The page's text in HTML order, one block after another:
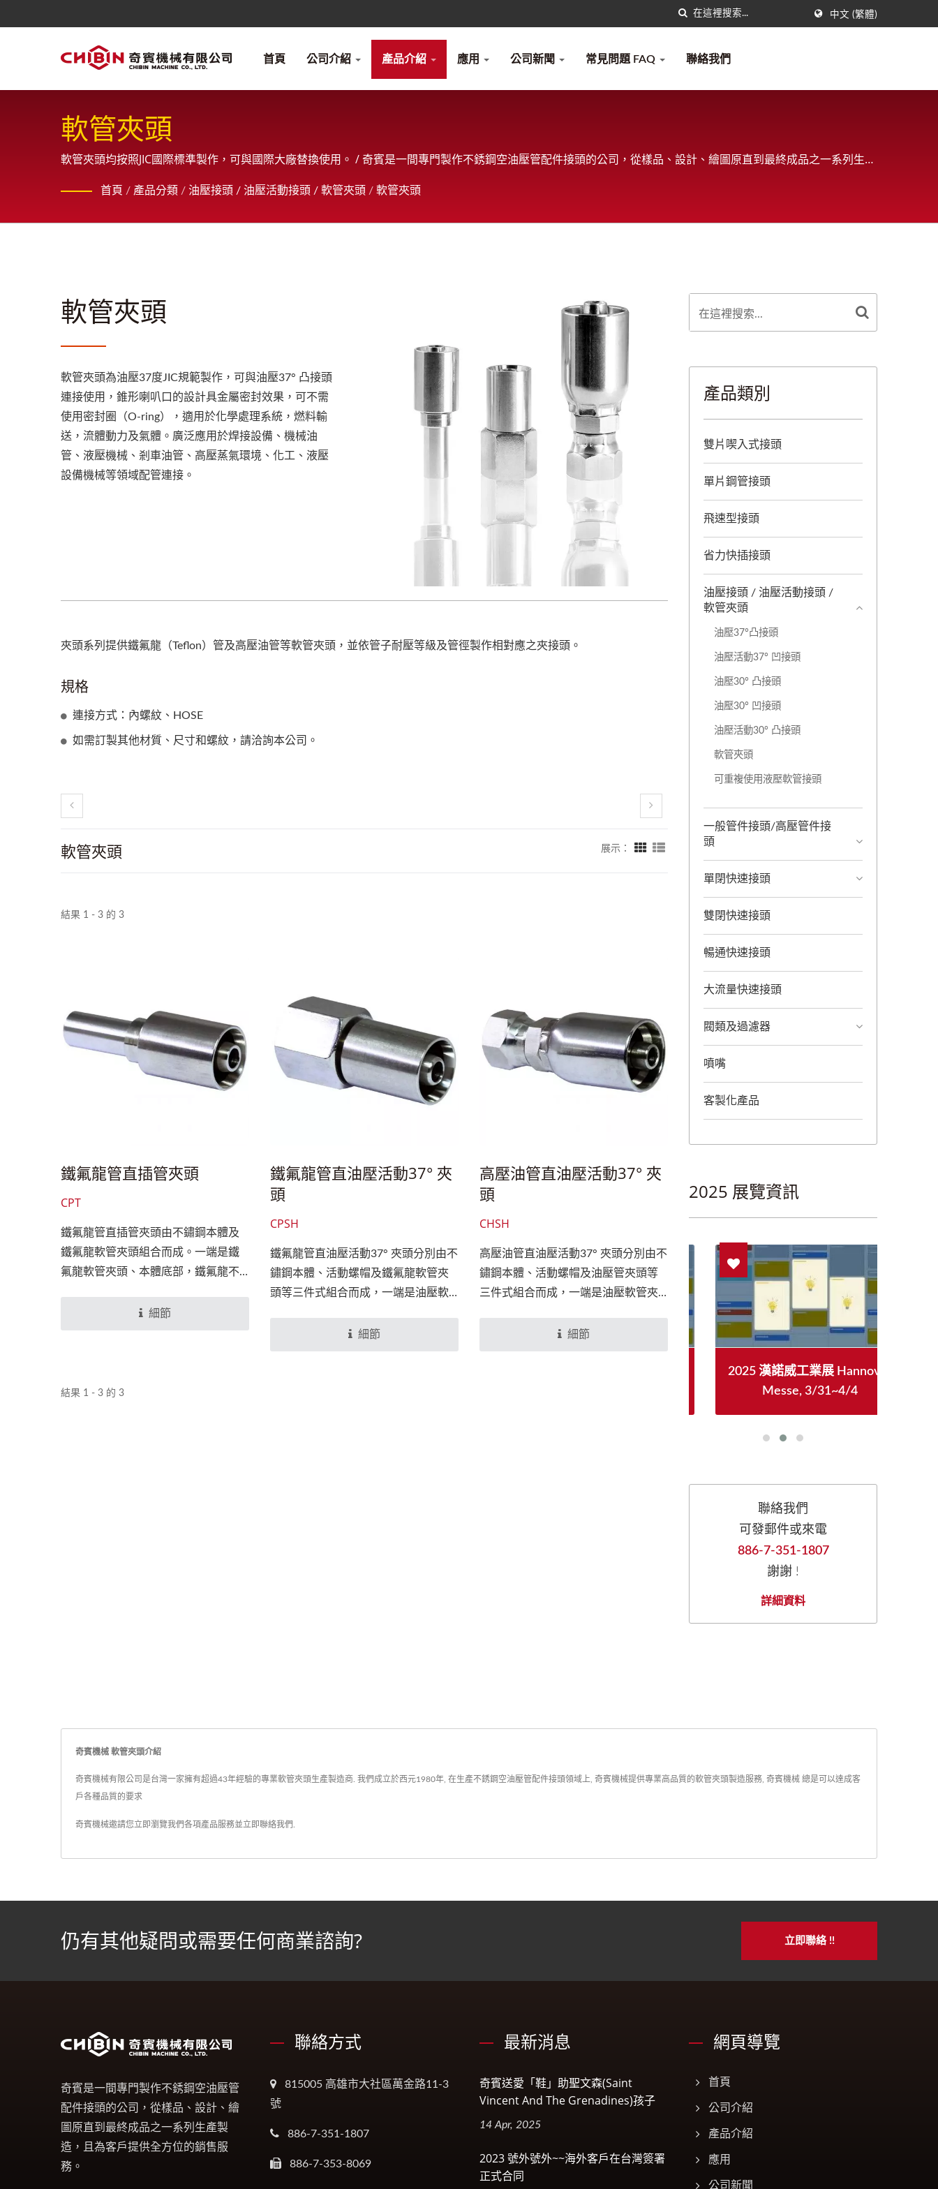
中文 (繁體)
首頁 公司介紹 產品介紹 應用 公司新聞 常見問題 FAQ 聯絡我們
軟管夾頭
軟管夾頭均按照JIC國際標準製作，可與國際大廠替換使用。 / 奇賓是一間專門製作不銹鋼空油壓管配件接頭的公司，從樣品、設計、繪圖原直到最終成品之一系列生產
首頁 / 產品分類 / 油壓接頭 / 油壓活動接頭 / 軟管夾頭 / 軟管夾頭
軟管夾頭
軟管夾頭為油壓37度JIC規範製作，可與油壓37° 凸接頭
連接使用，錐形喇叭口的設計具金屬密封效果，可不需
使用密封圈（O-ring），適用於化學處理系統，燃料輸
送，流體動力及氣體。廣泛應用於焊接設備、機械油
管、液壓機械、剎車油管、高壓蒸氣環境、化工、液壓
設備機械等領域配管連接。
夾頭系列提供鐵氟龍（Teflon）管及高壓油管等軟管夾頭，並依管子耐壓等級及管徑製作相對應之夾接頭。
規格
連接方式：內螺紋、HOSE
如需訂製其他材質、尺寸和螺紋，請洽詢本公司。
軟管夾頭 展示：
結果 1 - 3 的 3
鐵氟龍管直插管夾頭
CPT
鐵氟龍管直插管夾頭由不鏽鋼本體及
鐵氟龍軟管夾頭組合而成。一端是鐵
氟龍軟管夾頭、本體底部，鐵氟龍不
組合另一端是直插管部份，可與雙片
喫入式接頭連接，做到氣、液體串接
細節
鐵氟龍管直油壓活動37° 夾
頭
CPSH
鐵氟龍管直油壓活動37° 夾頭分別由不
鏽鋼本體、活動螺帽及鐵氟龍軟管夾
頭等三件式組合而成，一端是油壓軟
用機器壓接組合。另一端是37°...
細節
高壓油管直油壓活動37° 夾
頭
CHSH
高壓油管直油壓活動37° 夾頭分別由不
鏽鋼本體、活動螺帽及油壓管夾頭等
三件式組合而成，一端是油壓軟管夾
壓接組合。另一端是37°...
細節
結果 1 - 3 的 3
產品類別
雙片喫入式接頭
單片鋼管接頭
飛速型接頭
省力快插接頭
油壓接頭 / 油壓活動接頭 /
軟管夾頭
油壓37°凸接頭
油壓活動37° 凹接頭
油壓30° 凸接頭
油壓30° 凹接頭
油壓活動30° 凸接頭
軟管夾頭
可重複使用液壓軟管接頭
一般管件接頭/高壓管件接
頭
單閉快速接頭
雙閉快速接頭
暢通快速接頭
大流量快速接頭
閥類及過濾器
噴嘴
客製化產品
2025 展覽資訊
Messe, 3/31~4/4
2025 漢諾威工業展 Hannover
Messe, 3/31~4/4
聯絡我們
可發郵件或來電
886-7-351-1807
謝謝 !
詳細資料
奇賓機械 軟管夾頭介紹
奇賓機械有限公司是台灣一家擁有超過43年經驗的專業軟管夾頭生產製造商. 我們成立於西元1980年, 在生產不銹鋼空油壓管配件接頭領域上, 奇賓機械提供專業高品質的軟管夾頭製造服務, 奇賓機械 總是可以達成客
戶各種品質的要求
奇賓機械邀請您立即瀏覽我們各項產品服務並立即聯絡我們
仍有其他疑問或需要任何商業諮詢? 立即聯絡 !!
奇賓是一間專門製作不銹鋼空油壓管
配件接頭的公司，從樣品、設計、繪
圖原直到最終成品之一系列生產製
造，且為客戶提供全方位的銷售服
務。
聯絡方式
815005 高雄市大社區萬金路11-3
號
886-7-351-1807
886-7-353-8069
最新消息
奇賓送愛「鞋」助聖文森(Saint
Vincent And The Grenadines)孩子
14 Apr, 2025
2023 號外號外~~海外客戶在台灣簽署
正式合同
網頁導覽
首頁
公司介紹
產品介紹
應用
公司新聞